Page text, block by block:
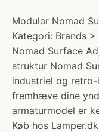
Modular Nomad
Kategori: Brands
Nomad Surface
struktur Nomad
industriel og
fremhæve dine
armaturmodel er
Køb hos